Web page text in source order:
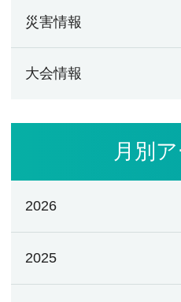
災害情報
大会情報
月別
2026
2025